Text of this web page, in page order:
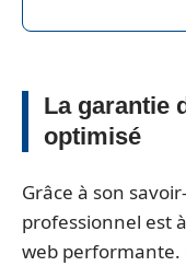
La garantie
optimisé
Grâce à son
professionnel est
web performante.